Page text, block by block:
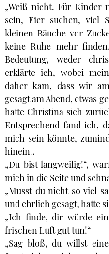
„Weiß nicht. Für Kinder
sein, Eier suchen, viel
kleinen Bäuche vor
keine Ruhe mehr
Bedeutung, weder
erklärte ich, wobei
daher kam, dass wir
gesagt am Abend, etwas
hatte Christina sich
Entsprechend fand ich,
mich sein könnte,
hinein..
„Du bist langweilig!“,
mich in die Seite und
„Musst du nicht so viel
und ehrlich gesagt, hatte
„Ich finde, dir würde
frischen Luft gut tun!“
„Sag bloß, du willst